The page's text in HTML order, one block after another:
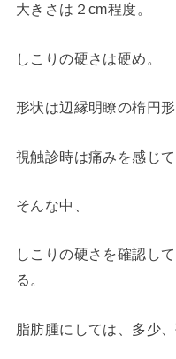
大きさは２cm程度。
しこりの硬さは硬め。
形状は辺縁明瞭の楕円形
視触診時は痛みを感じて
そんな中、
しこりの硬さを確認し
る。
脂肪腫にしては、多少、